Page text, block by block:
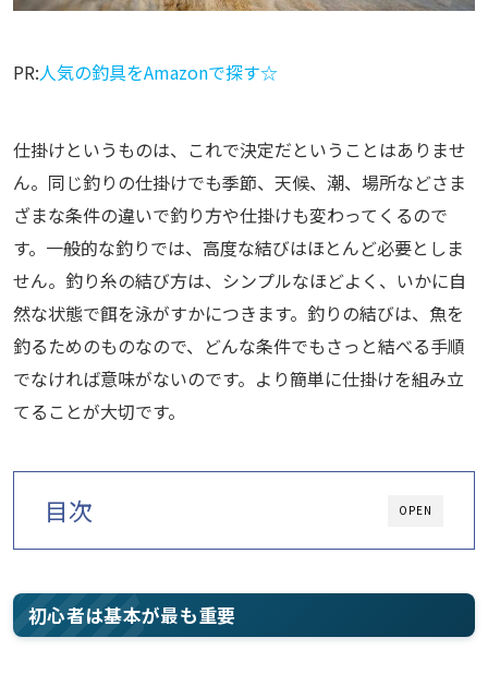
PR:人気の釣具をAmazonで探す☆
仕掛けというものは、これで決定だということはありませ
ん。同じ釣りの仕掛けでも季節、天候、潮、場所などさま
ざまな条件の違いで釣り方や仕掛けも変わってくるので
す。一般的な釣りでは、高度な結びはほとんど必要としま
せん。釣り糸の結び方は、シンプルなほどよく、いかに自
然な状態で餌を泳がすかにつきます。釣りの結びは、魚を
釣るためのものなので、どんな条件でもさっと結べる手順
でなければ意味がないのです。より簡単に仕掛けを組み立
てることが大切です。
OPEN
目次
初心者は基本が最も重要